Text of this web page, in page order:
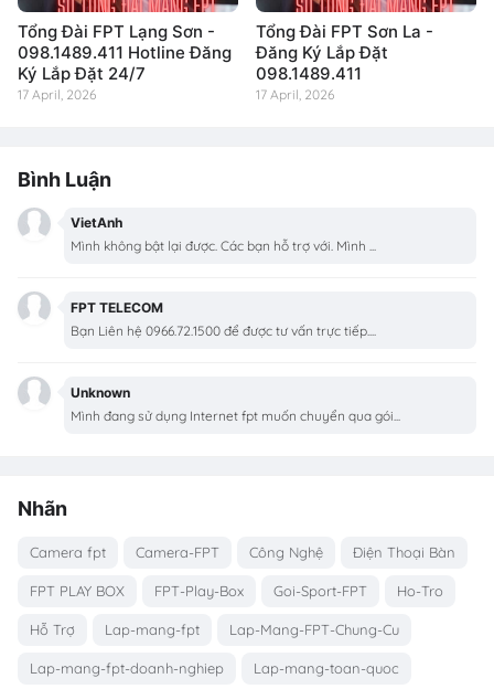
Tổng Đài FPT Lạng Sơn -
098.1489.411 Hotline Đăng
Ký Lắp Đặt 24/7
17 April, 2026
Tổng Đài FPT Sơn La -
Đăng Ký Lắp Đặt
098.1489.411
17 April, 2026
Bình Luận
VietAnh
Mình không bật lại được. Các bạn hỗ trợ với. Mình ...
FPT TELECOM
Bạn Liên hệ 0966.72.1500 để được tư vấn trực tiếp....
Unknown
Mình đang sử dụng Internet fpt muốn chuyển qua gói...
Nhãn
Camera fpt Camera-FPT Công Nghệ Điện Thoại Bàn
FPT PLAY BOX FPT-Play-Box Goi-Sport-FPT Ho-Tro
Hỗ Trợ Lap-mang-fpt Lap-Mang-FPT-Chung-Cu
Lap-mang-fpt-doanh-nghiep Lap-mang-toan-quoc